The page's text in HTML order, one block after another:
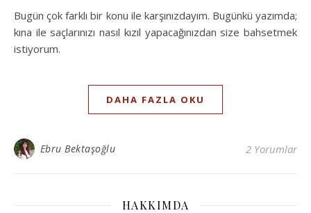
Bugün çok farklı bir konu ile karşınızdayım. Bugünkü yazımda;
kına ile saçlarınızı nasıl kızıl yapacağınızdan size bahsetmek
istiyorum.
DAHA FAZLA OKU
Ebru Bektaşoğlu 2 Yorumlar
HAKKIMDA